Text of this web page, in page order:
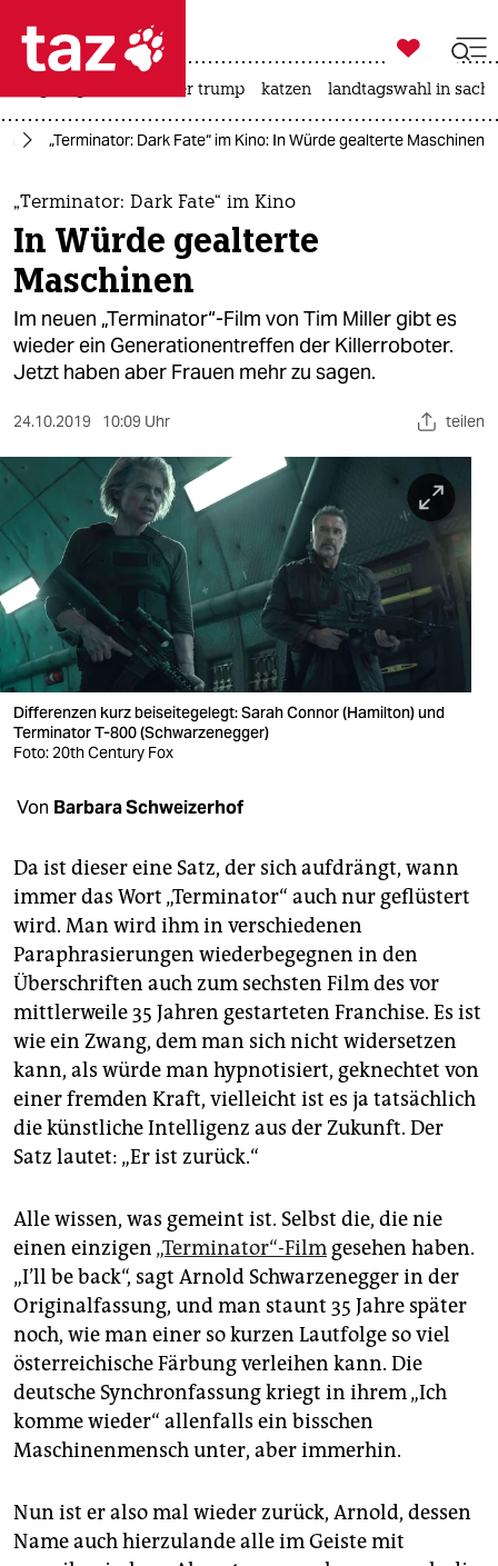
 taz zahl ich
taz zahl ich
themen
politik
öko
gesellschaft
sport
berlin
nord
wahrheit
verlag
verlag
veranstaltungen
unterstützen
abo
genossenschaft
epaper login

taz zahl ich
usa unter trump katzen landtagswahl in
„Terminator: Dark Fate“ im Kino: In Würde gealterte Maschinen
„Terminator: Dark Fate“ im Kino
In Würde gealterte
Maschinen
Im neuen „Terminator“-Film von Tim Miller gibt es
wieder ein Generationentreffen der Killerroboter.
Jetzt haben aber Frauen mehr zu sagen.
24.10.2019 10:09 Uhr teilen
Differenzen kurz beiseitegelegt: Sarah Connor (Hamilton) und
Terminator T-800 (Schwarzen­egger)
Foto: 20th Century Fox
Von Barbara Schweizerhof
Da ist dieser eine Satz, der sich aufdrängt, wann
immer das Wort „Terminator“ auch nur geflüstert
wird. Man wird ihm in verschiedenen
Paraphrasierungen wiederbegegnen in den
Überschriften auch zum sechsten Film des vor
mittlerweile 35 Jahren gestarteten Franchise. Es ist
wie ein Zwang, dem man sich nicht widersetzen
kann, als würde man hypnotisiert, geknechtet von
einer fremden Kraft, vielleicht ist es ja tatsächlich
die künstliche Intelligenz aus der Zukunft. Der
Satz lautet: „Er ist zurück.“
Alle wissen, was gemeint ist. Selbst die, die nie
einen einzigen „Terminator“-Film gesehen haben.
„I’ll be back“, sagt Arnold Schwarzenegger in der
Originalfassung, und man staunt 35 Jahre später
noch, wie man einer so kurzen Lautfolge so viel
österreichische Färbung verleihen kann. Die
deutsche Synchronfassung kriegt in ihrem „Ich
komme wieder“ allenfalls ein bisschen
Maschinenmensch unter, aber immerhin.
Nun ist er also mal wieder zurück, Arnold, dessen
Name auch hierzulande alle im Geiste mit